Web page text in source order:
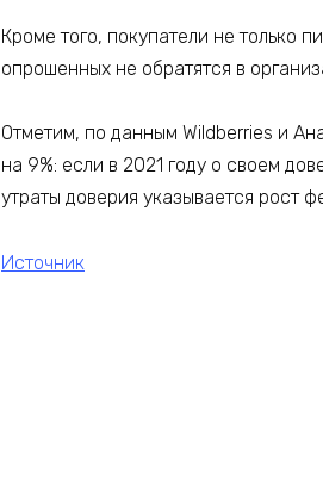
Кроме того, покупатели не только
опрошенных не обратятся в
Отметим, по данным Wildberries и
на 9%: если в 2021 году о своем
утраты доверия указывается рост
Источник